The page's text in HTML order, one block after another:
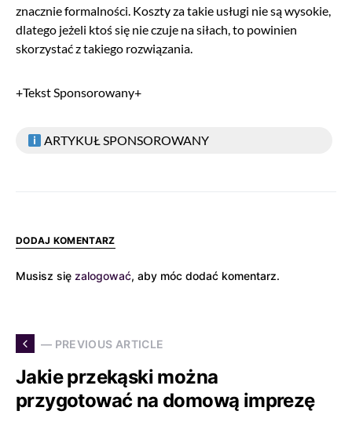
znacznie formalności. Koszty za takie usługi nie są wysokie,
dlatego jeżeli ktoś się nie czuje na siłach, to powinien
skorzystać z takiego rozwiązania.
+Tekst Sponsorowany+
ARTYKUŁ SPONSOROWANY
DODAJ KOMENTARZ
Musisz się zalogować, aby móc dodać komentarz.
— PREVIOUS ARTICLE
Jakie przekąski można
przygotować na domową imprezę